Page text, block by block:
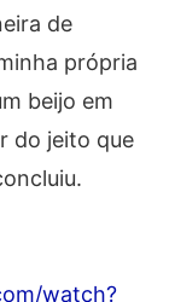
de
própria
beijo em
do jeito que
watch?